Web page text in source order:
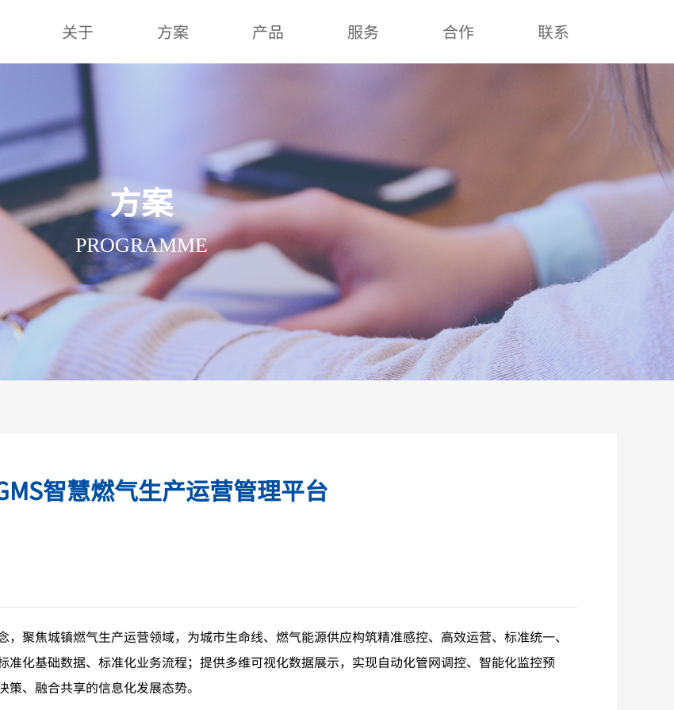
关于 方案 产品 服务 合作 联系
方案
PROGRAMME
智慧燃气生产运营管理平台
聚焦城镇燃气生产运营领域，为城市生命线、燃气能源供应构筑精准感控、高效运营、标准统一、
化基础数据、标准化业务流程；提供多维可视化数据展示，实现自动化管网调控、智能化监控预
、融合共享的信息化发展态势。